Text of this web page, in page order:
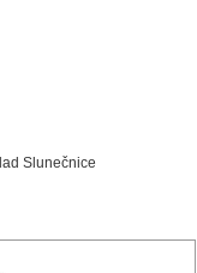
Slunečnice